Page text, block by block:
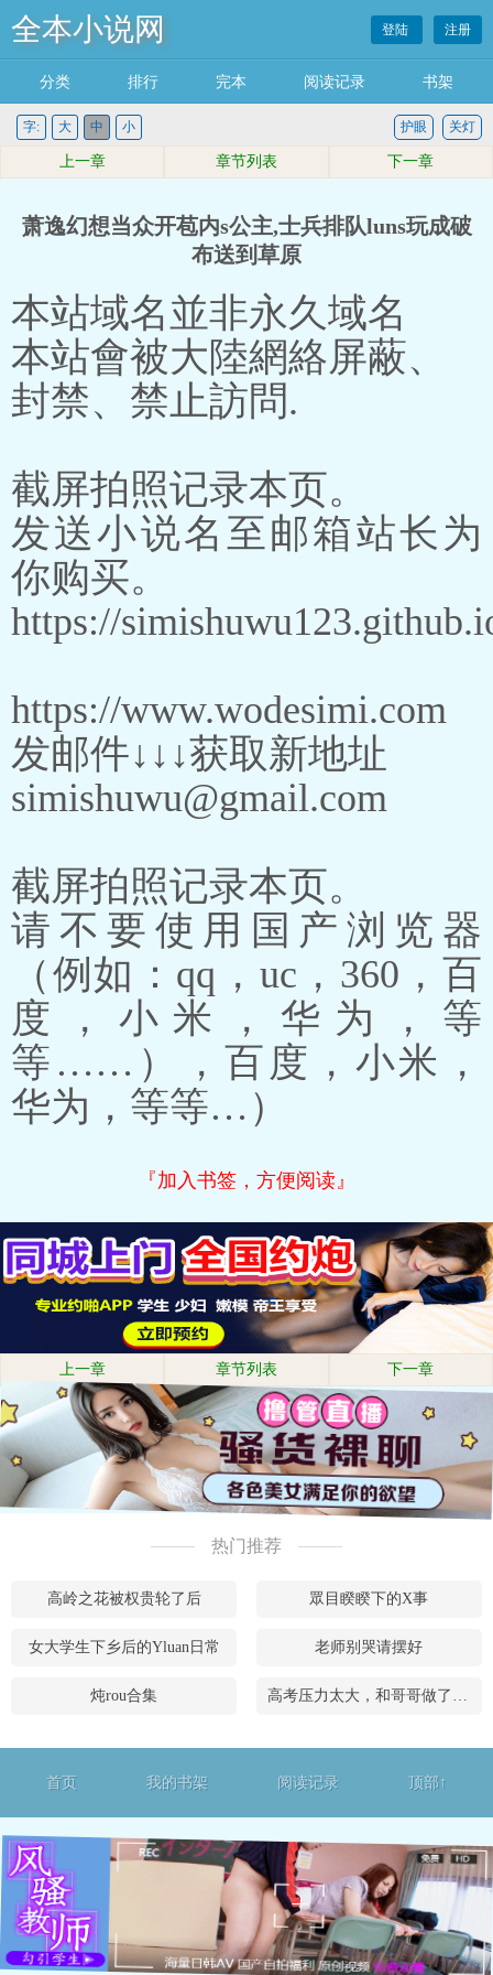
全本小说网 登陆 注册
分类 排行 完本 阅读记录 书架
字: 大 中 小 关灯
护眼
上一章 章节列表 下一章
萧逸幻想当众开苞内s公主,士兵排队luns玩成破
布送到草原
本站域名並非永久域名
本站會被大陸網絡屏蔽、
封禁、禁止訪問.
截屏拍照记录本页。
发送小说名至邮箱站长为
你购买。
https://
https://www.wodesimi.com
发邮件↓↓↓获取新地址
simishuwu@gmail.com
截屏拍照记录本页。
请不要使用国产浏览器
（例如：qq，uc，360，百
度，小米，华为，等
等……），百度，小米，
华为，等等…）
『加入书签，方便阅读』
上一章 章节列表 下一章
热门推荐
高岭之花被权贵轮了后 眾目睽睽下的X事
女大学生下乡后的Yluan日常 老师别哭请摆好
炖rou合集 高考压力太大，和哥哥做了什么
首页 我的书架 阅读记录 顶部↑